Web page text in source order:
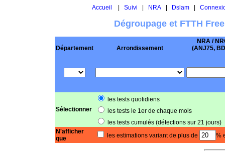
Accueil Suivi NRA| Dslam|
Dégroupage et FTTH
Département Arrondissement
NRA /
(ANJ75,
Sélectionner
les tests quotidiens
les tests le 1er de chaque mois
les tests cumulés (détections sur 21 jours)
N'afficher
que
les estimations variant de plus de %